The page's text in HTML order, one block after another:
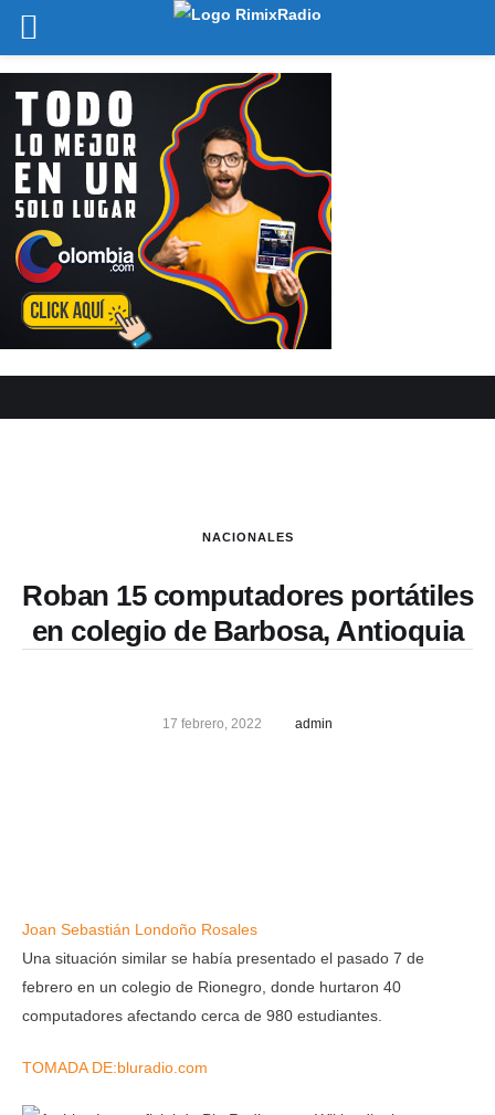
NACIONALES
Roban 15 computadores portátiles
en colegio de Barbosa, Antioquia
17 febrero, 2022 admin
Joan Sebastián Londoño Rosales
Una situación similar se había presentado el pasado 7 de
febrero en un colegio de Rionegro, donde hurtaron 40
computadores afectando cerca de 980 estudiantes.
TOMADA DE:bluradio.com